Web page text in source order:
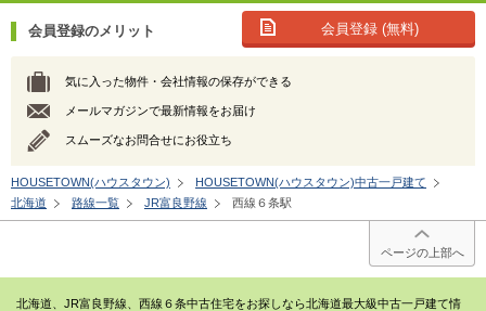
会員登録のメリット 会員登録 (無料)
気に入った物件・会社情報の保存ができる
メールマガジンで最新情報をお届け
スムーズなお問合せにお役立ち
HOUSETOWN(ハウスタウン)
HOUSETOWN(ハウスタウン)中古一戸建て
北海道
路線一覧 JR富良野線 西線６条駅
ページの上部へ
北海道、JR富良野線、西線６条中古住宅をお探しなら北海道最大級中古一戸建て情